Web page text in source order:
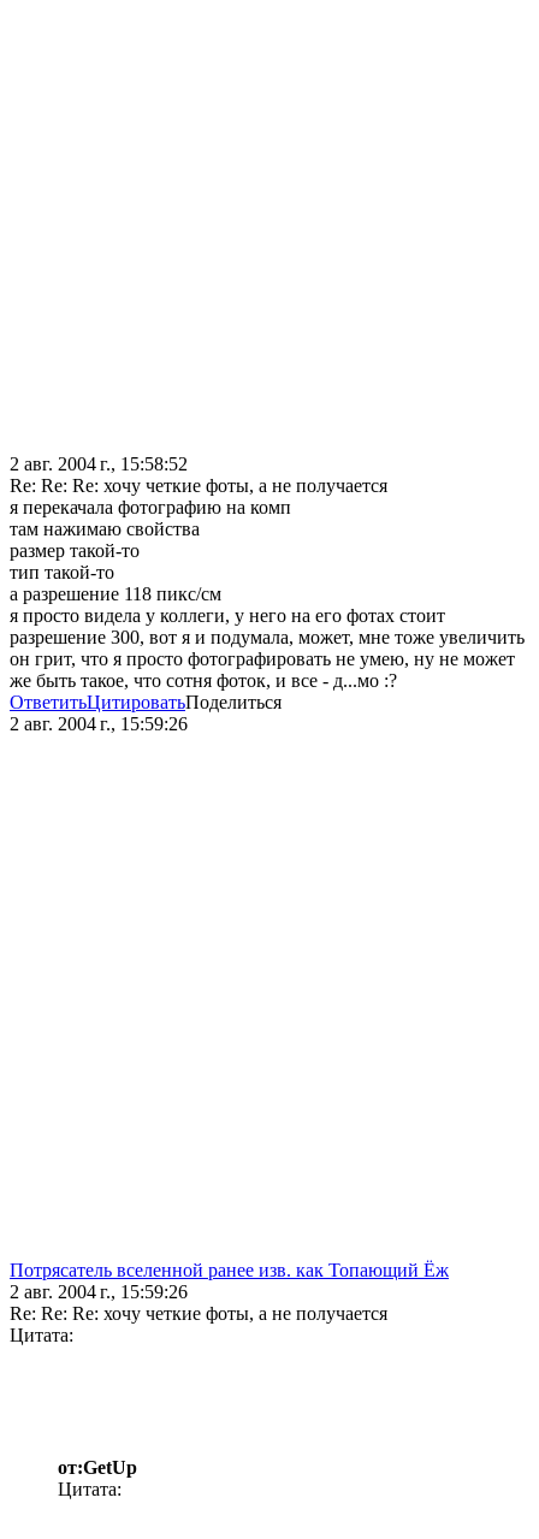
2 авг. 2004 г., 15:58:52
Re: Re: Re: хочу четкие фоты, а не получается
я перекачала фотографию на комп
там нажимаю свойства
размер такой-то
тип такой-то
а разрешение 118 пикс/см
я просто видела у коллеги, у него на его фотах стоит
разрешение 300, вот я и подумала, может, мне тоже увеличить
он грит, что я просто фотографировать не умею, ну не может
же быть такое, что сотня фоток, и все - д...мо :?
ОтветитьЦитироватьПоделиться
2 авг. 2004 г., 15:59:26
Потрясатель вселенной ранее изв. как Топающий Ёж
2 авг. 2004 г., 15:59:26
Re: Re: Re: хочу четкие фоты, а не получается
Цитата:
от:GetUp
Цитата: